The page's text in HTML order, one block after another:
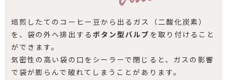
焙煎したてのコーヒー豆から出るガス（二酸化炭素）
を、袋の外へ排出する ボタン型バルブ を取り付けること
ができます。
気密性の高い袋の口をシーラーで閉じると、ガスの影響
で袋が膨らんで破れてしまうことがあります。